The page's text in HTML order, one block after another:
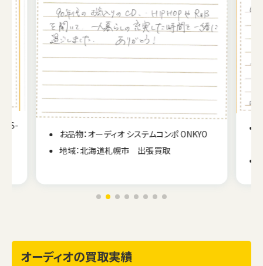
DS-
お品物：オーディオ システムコンポ ONKYO
地域：北海道札幌市 出張買取
オーディオの買取実績